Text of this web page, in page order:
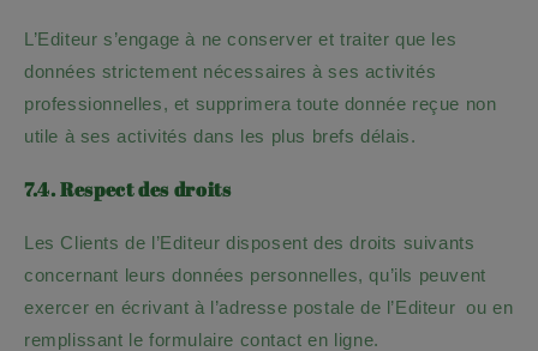
L’Editeur s’engage à ne conserver et traiter que les
données strictement nécessaires à ses activités
professionnelles, et supprimera toute donnée reçue non
utile à ses activités dans les plus brefs délais.
7.4. Respect des droits
Les Clients de l’Editeur disposent des droits suivants
concernant leurs données personnelles, qu’ils peuvent
exercer en écrivant à l’adresse postale de l’Editeur ou en
remplissant le formulaire contact en ligne.